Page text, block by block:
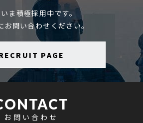
ま積極採用中です。
お問い合わせください。
PAGE
お問い合わせ